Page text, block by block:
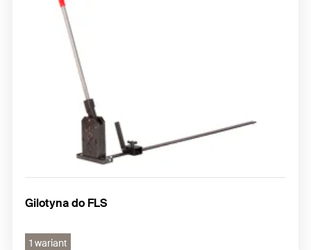
Gilotyna do FLS
1 wariant